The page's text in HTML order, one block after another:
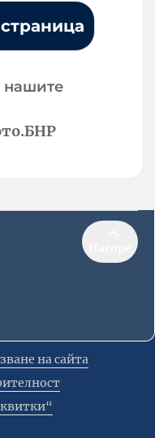
нашите
на сайта